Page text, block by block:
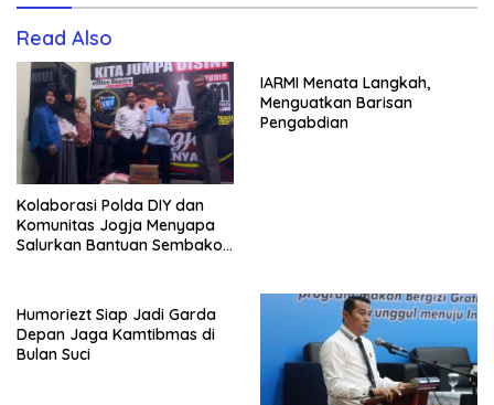
Read Also
Kolaborasi Polda DIY dan
Komunitas Jogja Menyapa
Salurkan Bantuan Sembako,
IARMI Menata Langkah,
Menguatkan Barisan
Pengabdian
Humoriezt Siap Jadi Garda
Depan Jaga Kamtibmas di
Bulan Suci